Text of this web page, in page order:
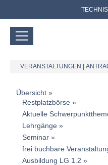
VERANSTALTUNGEN
Übersicht
Restplatzbörse
Aktuelle
Lehrgänge
Seminar
frei buchbare
Ausbildung LG 1.2